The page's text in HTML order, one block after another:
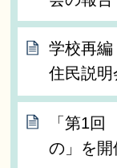
学校再編
住民説明
「第1
の」を開